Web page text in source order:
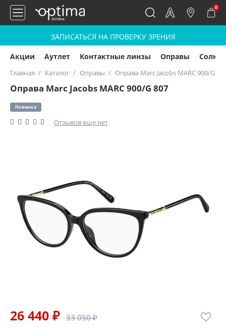
0
ЗАПИСАТЬСЯ НА ПРОВЕРКУ ЗРЕНИЯ
Акции Аутлет Контактные линзы Оправы
Главная Каталог Оправы Оправа Marc Jacobs MARC 900/G
Оправа Marc Jacobs MARC 900/G 807
Новинка
Отзывов еще нет
26 440 ₽ 33 050 ₽